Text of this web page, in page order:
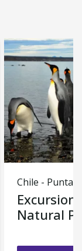
Chile - Punta
Excursion
Natural